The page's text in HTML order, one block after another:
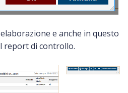
e anche in questo
report di controllo.